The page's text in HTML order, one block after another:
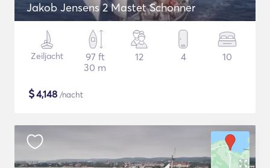
Jakob Jensens 2 Mastet Schonner
Zeiljacht
97 ft
30 m
12 4 10
$4,148 /nacht